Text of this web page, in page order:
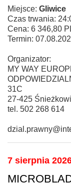
Miejsce: Gliwice
Czas trwania:
Cena: 6 346,80
Termin:
Organizator:
MY WAY
31C
27-425
tel. 502 268 614
7 sierpnia